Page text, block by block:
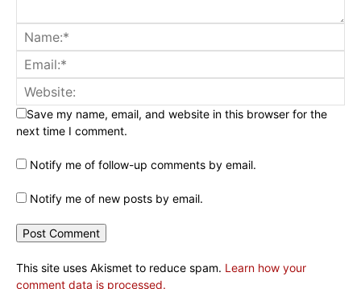
Save my name, email, and website in this browser for the
next time I comment.
Notify me of follow-up comments by email.
Notify me of new posts by email.
This site uses Akismet to reduce spam. Learn how your
comment data is processed.